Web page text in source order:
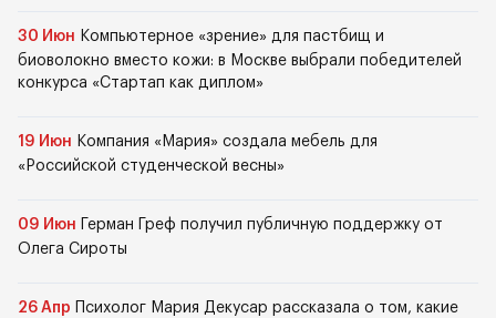
30 Июн Компьютерное «зрение» для пастбищ и
биоволокно вместо кожи: в Москве выбрали победителей
конкурса «Стартап как диплом»
19 Июн Компания «Мария» создала мебель для
«Российской студенческой весны»
09 Июн
Герман Греф получил публичную поддержку от
Олега Сироты
26 Апр
Психолог Мария Декусар рассказала о том, какие